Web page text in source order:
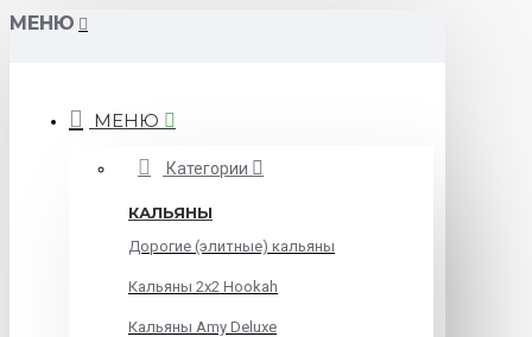
МЕНЮ
МЕНЮ
Категории
КАЛЬЯНЫ
Дорогие (элитные) кальяны
Кальяны 2х2 Hookah
Кальяны Amy Deluxe